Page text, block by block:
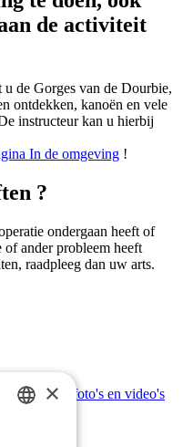
de activiteit
de Gorges van de Dourbie,
ontdekken, kanoën en vele
instructeur kan u hierbij
In de omgeving !
?
ondergaan heeft of
of ander probleem heeft
raadpleeg dan uw arts.
aan Je foto's en video's
×